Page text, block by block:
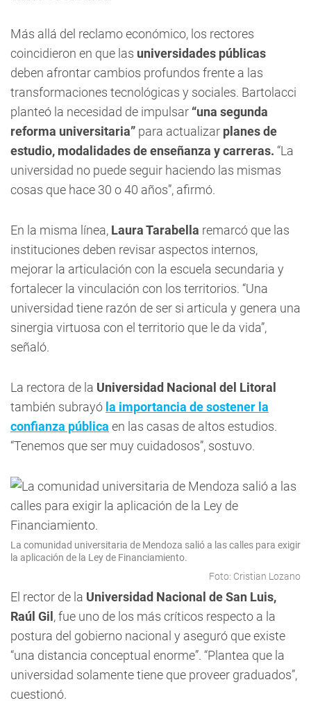
Más allá del reclamo económico, los rectores
coincidieron en que las universidades públicas
deben afrontar cambios profundos frente a las
transformaciones tecnológicas y sociales. Bartolacci
planteó la necesidad de impulsar “una segunda
reforma universitaria” para actualizar planes de
estudio, modalidades de enseñanza y carreras. “La
universidad no puede seguir haciendo las mismas
cosas que hace 30 o 40 años”, afirmó.
En la misma línea, Laura Tarabella remarcó que las
instituciones deben revisar aspectos internos,
mejorar la articulación con la escuela secundaria y
fortalecer la vinculación con los territorios. “Una
universidad tiene razón de ser si articula y genera una
sinergia virtuosa con el territorio que le da vida”,
señaló.
La rectora de la Universidad Nacional del Litoral
también subrayó la importancia de sostener la
confianza pública en las casas de altos estudios.
“Tenemos que ser muy cuidadosos”, sostuvo.
La comunidad universitaria de Mendoza salió a las calles para exigir
la aplicación de la Ley de Financiamiento.
Foto: Cristian Lozano
El rector de la Universidad Nacional de San Luis,
Raúl Gil , fue uno de los más críticos respecto a la
postura del gobierno nacional y aseguró que existe
“una distancia conceptual enorme”. “Plantea que la
universidad solamente tiene que proveer graduados”,
cuestionó.